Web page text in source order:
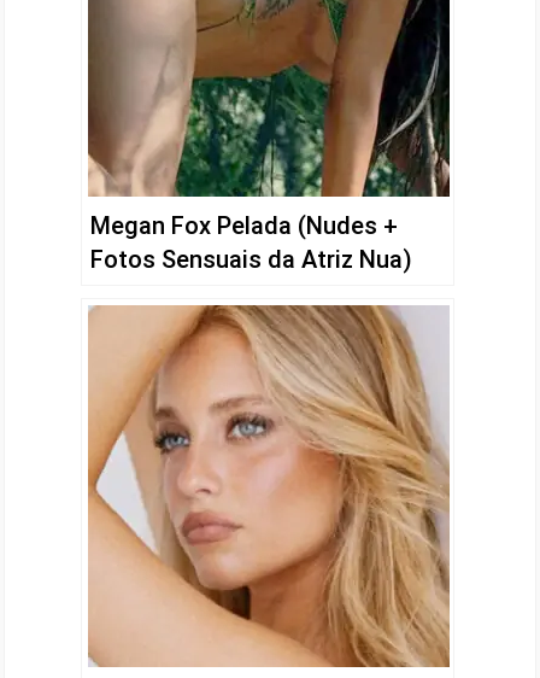
Megan Fox Pelada (Nudes +
Fotos Sensuais da Atriz Nua)